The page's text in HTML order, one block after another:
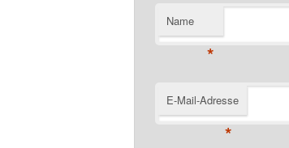
Name
*
E-Mail-Adresse
*